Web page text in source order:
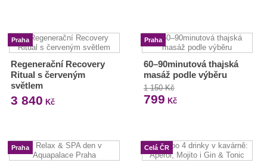
Praha
Regenerační Recovery
Ritual s červeným
světlem
3 840 Kč
Praha
60–90minutová thajská
masáž podle výběru
1 150 Kč
799 Kč
Praha Celá ČR